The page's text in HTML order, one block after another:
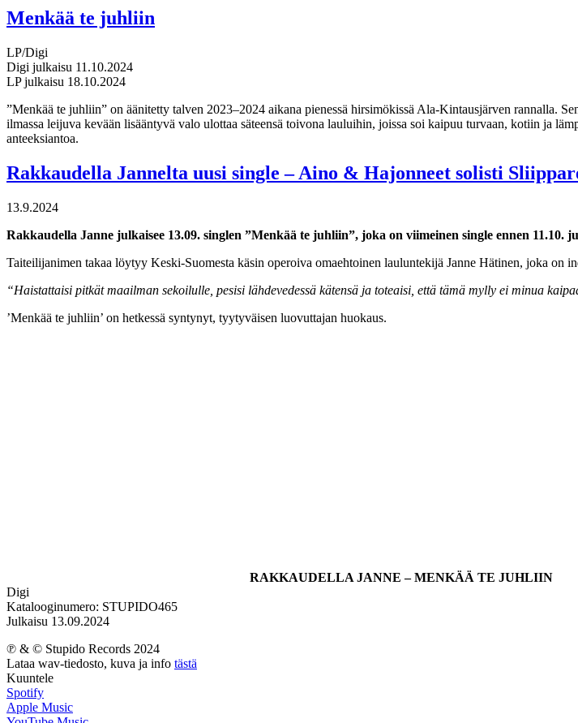
Menkää te juhliin
LP/Digi
Digi julkaisu 11.10.2024
LP julkaisu 18.10.2024
”Menkää te juhliin” on äänitetty talven 2023–2024 aikana pienessä hirsimökissä Ala-Kintausjärven rannalla.
ilmassa leijuva kevään lisääntyvä valo ulottaa säteensä toivona lauluihin, joissa soi kaipuu turvaan, kotiin ja
anteeksiantoa.
Rakkaudella Jannelta uusi single – Aino & Hajonneet solisti
13.9.2024
Rakkaudella Janne julkaisee 13.09. singlen ”Menkää te juhliin”, joka on viimeinen single ennen 11.10.
Taiteilijanimen takaa löytyy Keski-Suomesta käsin operoiva omaehtoinen lauluntekijä Janne Hätinen, joka on
“Haistattaisi pitkät maailman sekoilulle, pesisi lähdevedessä kätensä ja toteaisi, että tämä mylly ei minua
’Menkää te juhliin’ on hetkessä syntynyt, tyytyväisen luovuttajan huokaus.
RAKKAUDELLA JANNE – MENKÄÄ TE JUHLIIN
Digi
Katalooginumero: STUPIDO465
Julkaisu 13.09.2024
℗ & © Stupido Records 2024
Lataa wav-tiedosto, kuva ja info tästä
Kuuntele
Spotify
Apple Music